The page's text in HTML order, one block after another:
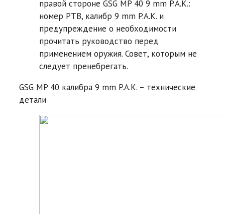
правой стороне GSG MP 40 9 mm P.A.K.:
номер PTB, калибр 9 mm P.A.K. и
предупреждение о необходимости
прочитать руководство перед
применением оружия. Совет, которым не
следует пренебрегать.
GSG MP 40 калибра 9 mm P.A.K. – технические
детали